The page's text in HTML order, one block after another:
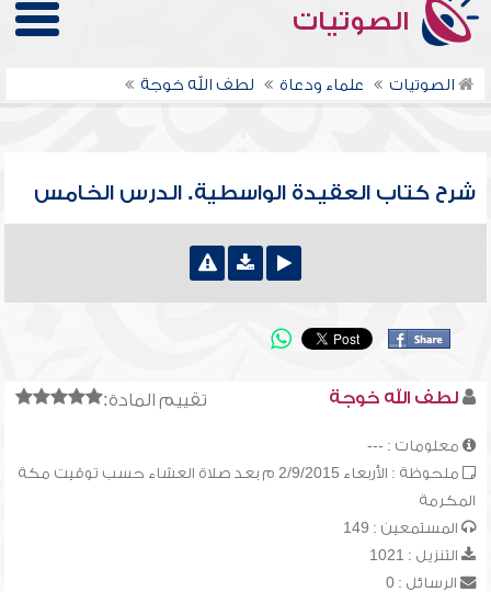
الصوتيات
الصوتيات علماء ودعاة لطف الله خوجة
شرح كتاب العقيدة الواسطية. الدرس الخامس
تقييم المادة: لطف الله خوجة
معلومات : ---
ملحوظة : الأربعاء 2/9/2015 م بعد صلاة العشاء حسب توقيت مكة
المكرمة
المستمعين : 149
التنزيل : 1021
الرسائل : 0